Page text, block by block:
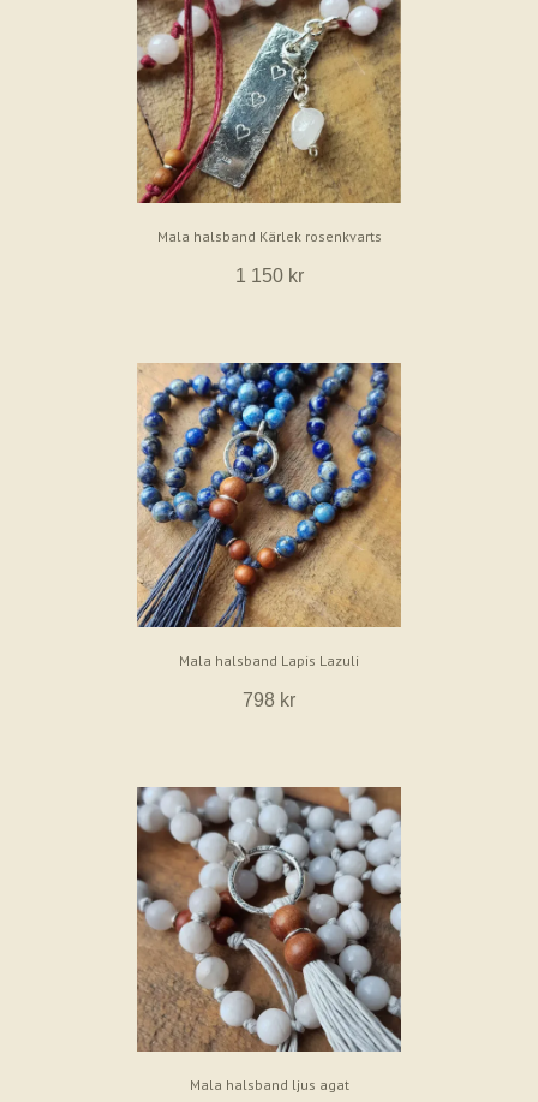
Mala halsband Kärlek rosenkvarts
1 150 kr
Mala halsband Lapis Lazuli
798 kr
Mala halsband ljus agat